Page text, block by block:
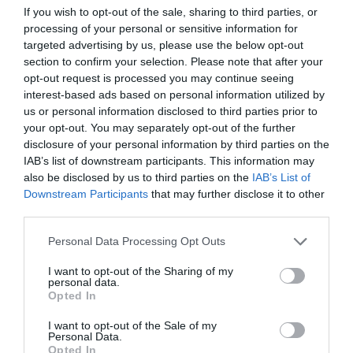
If you wish to opt-out of the sale, sharing to third parties, or
processing of your personal or sensitive information for
targeted advertising by us, please use the below opt-out
section to confirm your selection. Please note that after your
opt-out request is processed you may continue seeing
interest-based ads based on personal information utilized by
us or personal information disclosed to third parties prior to
your opt-out. You may separately opt-out of the further
disclosure of your personal information by third parties on the
IAB’s list of downstream participants. This information may
also be disclosed by us to third parties on the IAB’s List of
Downstream Participants that may further disclose it to other
Please note that this website/app uses one or more Google
not limited to your visit or usage behaviour. You may click to
grant or deny consent to Google and its third-party tags to
use your data for below specified purposes in below Google
consent section.
Personal Data Processing Opt Outs
I want to opt-out of the Sharing of my
personal data.
Opted In
I want to opt-out of the Sale of my
Personal Data.
Opted In
4.) Ülj egyenesen, nyújtsd ki a két karodat, és emeld őket
hátra és föl. Emeld meg a vállaidat, közelítsd a
lapockáidat, tenyered nézzen a plafon felé. Dőlj előre és
apró, pici mozdulatokkal közelítsd egymáshoz (30x) a
kézfejeidet. Kulcsold össze az ujjaidat magad előtt,
fordítsd ki a tenyeredet, nyújtózz előre és domboríts a
hátaddal.
5.) Ülj nagyobb terpeszbe, döntsd előre a testedet, és tedd
le a tenyereidet a talajra. Jobb karodat emeld a plafon felé,
közben fordulj ki a törzseddel, tekinteteddel kövesd a kar
mozgását, álladat húzd be. Hozd vissza középre a
lelóg. A jobb lábaddal nyújtózz hátra és támaszkodj meg
úgy, hogy 45 fokba kifordítod a lábfejedet. A bal térdedet
hajlítsd be úgy, hogy 90 fokos szöget zárjon be, és
stabilan támaszkodj meg vele. Nyújtsd a magasba
karodat, és végezz törzsdöntést. Tartsd ki ezt a helyzetet